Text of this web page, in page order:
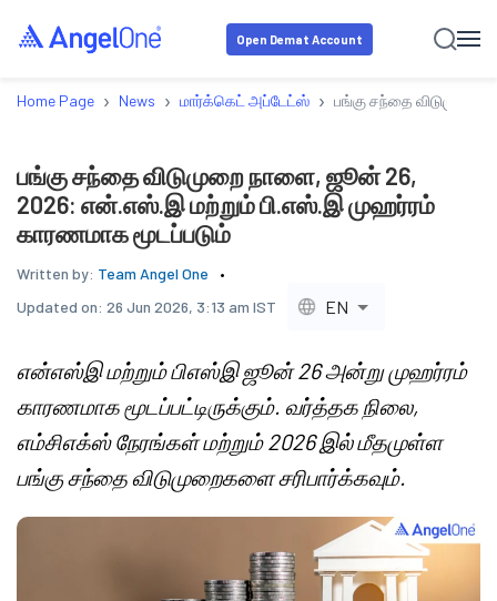
Open Demat Account
Home Page › News › மார்க்கெட் அப்டேட்ஸ் › பங்கு சந்தை விடுமுறை
பங்கு சந்தை விடுமுறை நாளை, ஜூன் 26,
2026: என்.எஸ்.இ மற்றும் பி.எஸ்.இ முஹர்ரம்
காரணமாக மூடப்படும்
Written by: Team Angel One
Updated on: 26 Jun 2026, 3:13 am IST EN
என்எஸ்இ மற்றும் பிஎஸ்இ ஜூன் 26 அன்று முஹர்ரம்
காரணமாக மூடப்பட்டிருக்கும். வர்த்தக நிலை,
எம்சிஎக்ஸ் நேரங்கள் மற்றும் 2026 இல் மீதமுள்ள
பங்கு சந்தை விடுமுறைகளை சரிபார்க்கவும்.